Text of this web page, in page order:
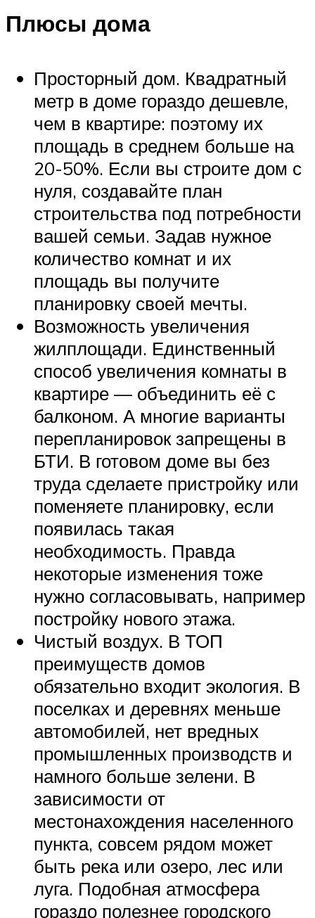
Плюсы дома
Просторный дом. Квадратный
метр в доме гораздо дешевле,
чем в квартире: поэтому их
площадь в среднем больше на
20-50%. Если вы строите дом с
нуля, создавайте план
строительства под потребности
вашей семьи. Задав нужное
количество комнат и их
площадь вы получите
планировку своей мечты.
Возможность увеличения
жилплощади. Единственный
способ увеличения комнаты в
квартире — объединить её с
балконом. А многие варианты
перепланировок запрещены в
БТИ. В готовом доме вы без
труда сделаете пристройку или
поменяете планировку, если
появилась такая
необходимость. Правда
некоторые изменения тоже
нужно согласовывать, например
постройку нового этажа.
Чистый воздух. В ТОП
преимуществ домов
обязательно входит экология. В
поселках и деревнях меньше
автомобилей, нет вредных
промышленных производств и
намного больше зелени. В
зависимости от
местонахождения населенного
пункта, совсем рядом может
быть река или озеро, лес или
луга. Подобная атмосфера
гораздо полезнее городского